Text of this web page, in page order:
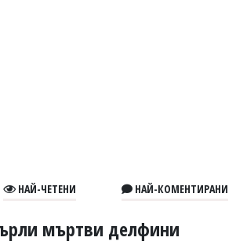
НАЙ-ЧЕТЕНИ НАЙ-КОМЕНТИРАНИ
мъртви делфини